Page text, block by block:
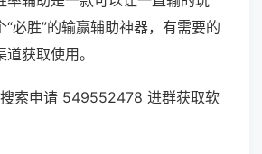
“必胜”的输赢辅助神器，有需要的
获取使用。
索申请 549552478 进群获取软